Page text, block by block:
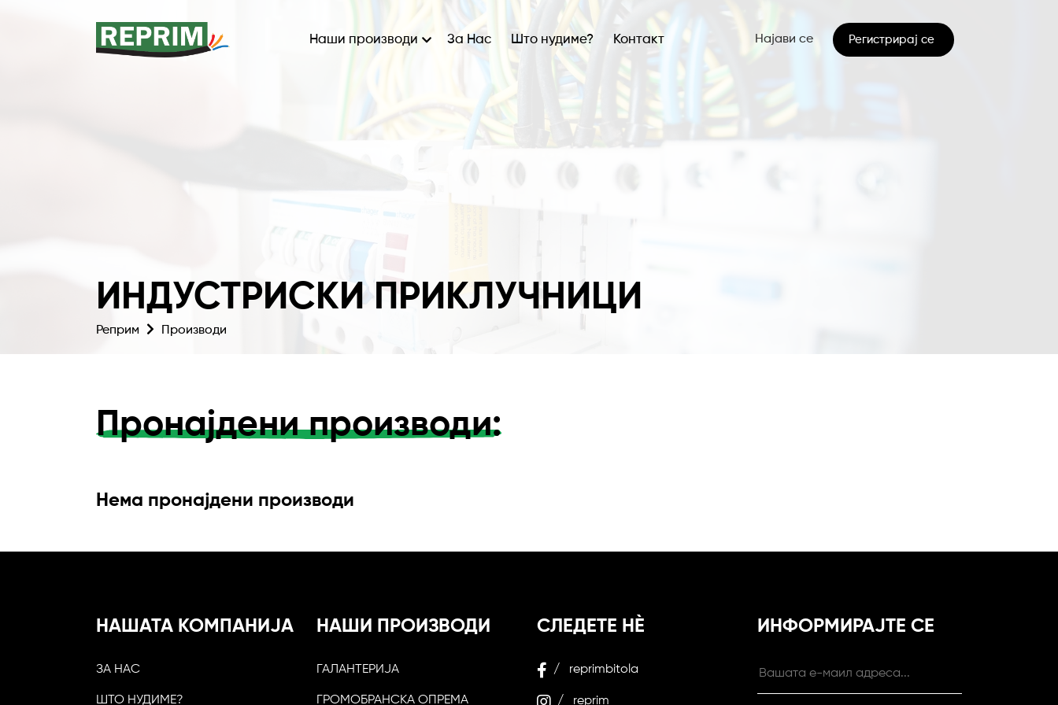
Наши производи За Нас Што нудиме? Контакт Најави се Регистрирај се
ИНДУСТРИСКИ ПРИКЛУЧНИЦИ
Реприм Производи
Пронајдени производи:
Нема пронајдени производи
НАШАТА КОМПАНИЈА
ЗА НАС
ШТО НУДИМЕ?
НАШИ ПРОИЗВОДИ
ГАЛАНТЕРИЈА
ГРОМОБРАНСКА ОПРЕМА
СЛЕДЕТЕ НЀ
/ reprimbitola
/ reprim
ИНФОРМИРАЈТЕ СЕ